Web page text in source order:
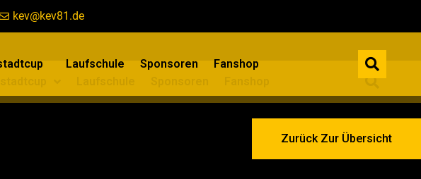
kev@kev81.de
Laufschule​ Sponsoren
Fanshop
Zurück Zur Übersicht